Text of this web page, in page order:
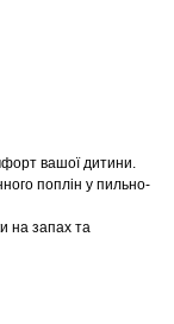
вашої дитини.
поплін у пильно-
на запах та